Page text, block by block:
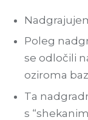
Poleg
se odločili
oziroma
Ta
s